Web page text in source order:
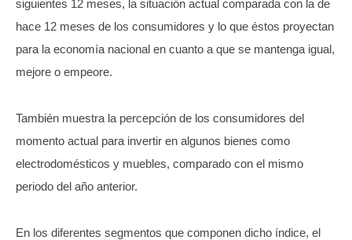
siguientes 12 meses, la situación actual comparada con la de
hace 12 meses de los consumidores y lo que éstos proyectan
para la economía nacional en cuanto a que se mantenga igual,
mejore o empeore.
También muestra la percepción de los consumidores del
momento actual para invertir en algunos bienes como
electrodomésticos y muebles, comparado con el mismo
periodo del año anterior.
En los diferentes segmentos que componen dicho índice, el